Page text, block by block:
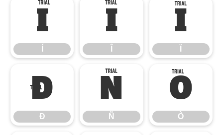
Í Î Ï
Ð
Ð
Ñ
Ñ
Ò
Ò